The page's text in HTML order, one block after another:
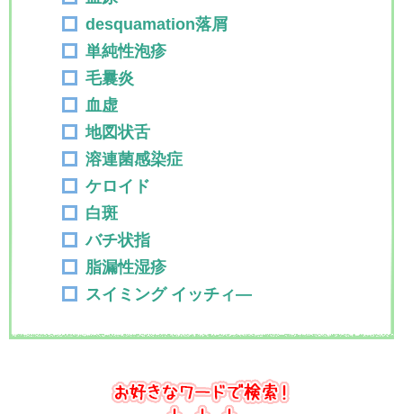
desquamation落屑
単純性泡疹
毛曩炎
血虚
地図状舌
溶連菌感染症
ケロイド
白斑
バチ状指
脂漏性湿疹
スイミング イッチィ―